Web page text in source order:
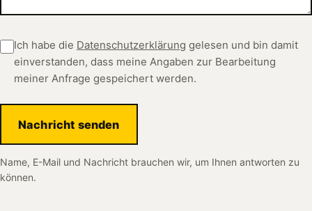
Ich habe die Datenschutzerklärung gelesen und bin damit
einverstanden, dass meine Angaben zur Bearbeitung
meiner Anfrage gespeichert werden.
Nachricht senden
Name, E-Mail und Nachricht brauchen wir, um Ihnen antworten zu
können.